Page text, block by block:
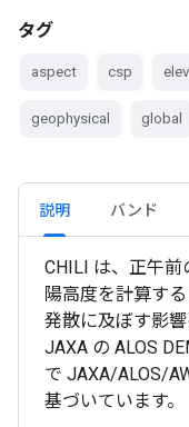
タグ
aspect csp
geophysical global
説明 バンド
CHILI は、正午
陽高度を計算す
発散に及ぼす影響
JAXA の ALOS
で JAXA/ALOS/
基づいています。